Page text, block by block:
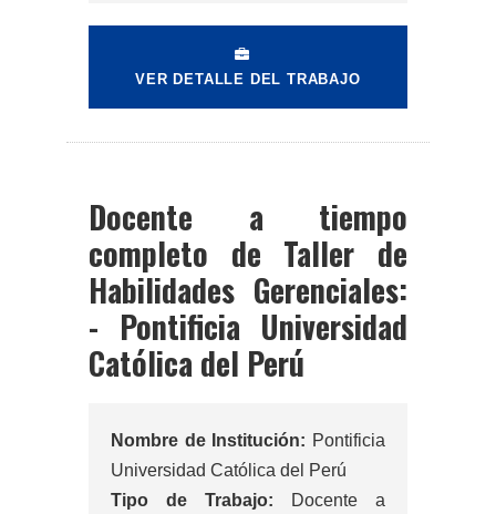
VER DETALLE DEL TRABAJO
Docente a tiempo
completo de Taller de
Habilidades Gerenciales:
- Pontificia Universidad
Católica del Perú
Nombre de Institución: Pontificia
Universidad Católica del Perú
Tipo de Trabajo: Docente a